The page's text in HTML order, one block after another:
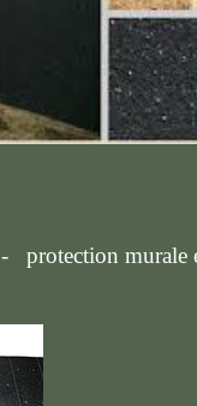
murale